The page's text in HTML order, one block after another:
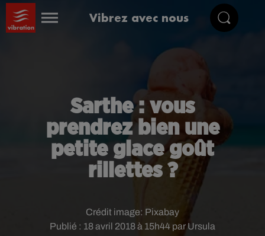
Vibrez avec nous
Sarthe : vous
prendrez bien une
petite glace goût
rillettes ?
Publié : 18 avril 2018 à 15h44 par Ursula
Crédit image: Pixabay